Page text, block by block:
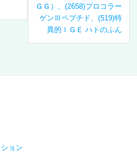
ＧＧ）、(2658)プロコラー
ゲンⅢペプチド、(519)特
異的ＩＧＥ ハトのふん
ョン